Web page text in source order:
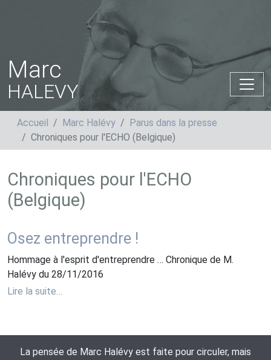
Marc
HALEVY
Accueil Marc Halévy
Parus dans la presse
Chroniques pour l'ECHO (Belgique)
Chroniques pour l'ECHO
(Belgique)
Osez entreprendre !
Hommage à l'esprit d'entreprendre … Chronique de M.
Halévy du 28/11/2016
Lire la suite…
La pensée de Marc Halévy est faite pour circuler, mais